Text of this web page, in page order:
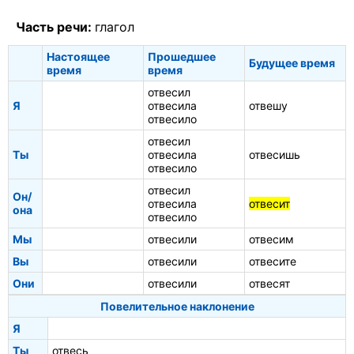
Часть речи: глагол
Настоящее
время
Прошедшее
время
Будущее время
Я
отвесил
отвесила
отвесило
отвешу
Ты
отвесил
отвесила
отвесило
отвесишь
Он/
она
отвесил
отвесила
отвесило
отвесит
Мы отвесили
отвесим
Вы
отвесили
отвесите
Они
отвесили
отвесят
Повелительное наклонение
Я
Ты
отвесь